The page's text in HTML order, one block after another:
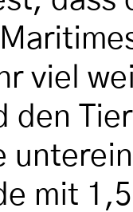
viel
den
mit